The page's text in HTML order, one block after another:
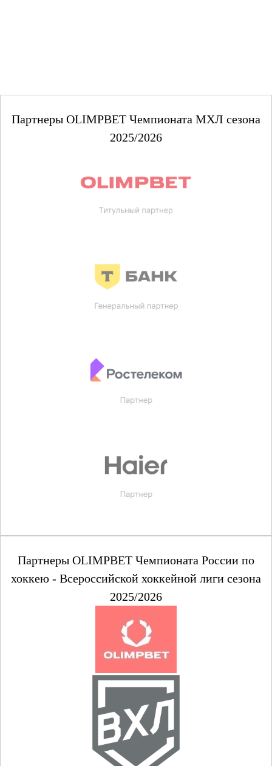
Партнеры OLIMPBET Чемпионата МХЛ сезона
2025/2026
Партнеры OLIMPBET Чемпионата России по
хоккею - Всероссийской хоккейной лиги сезона
2025/2026